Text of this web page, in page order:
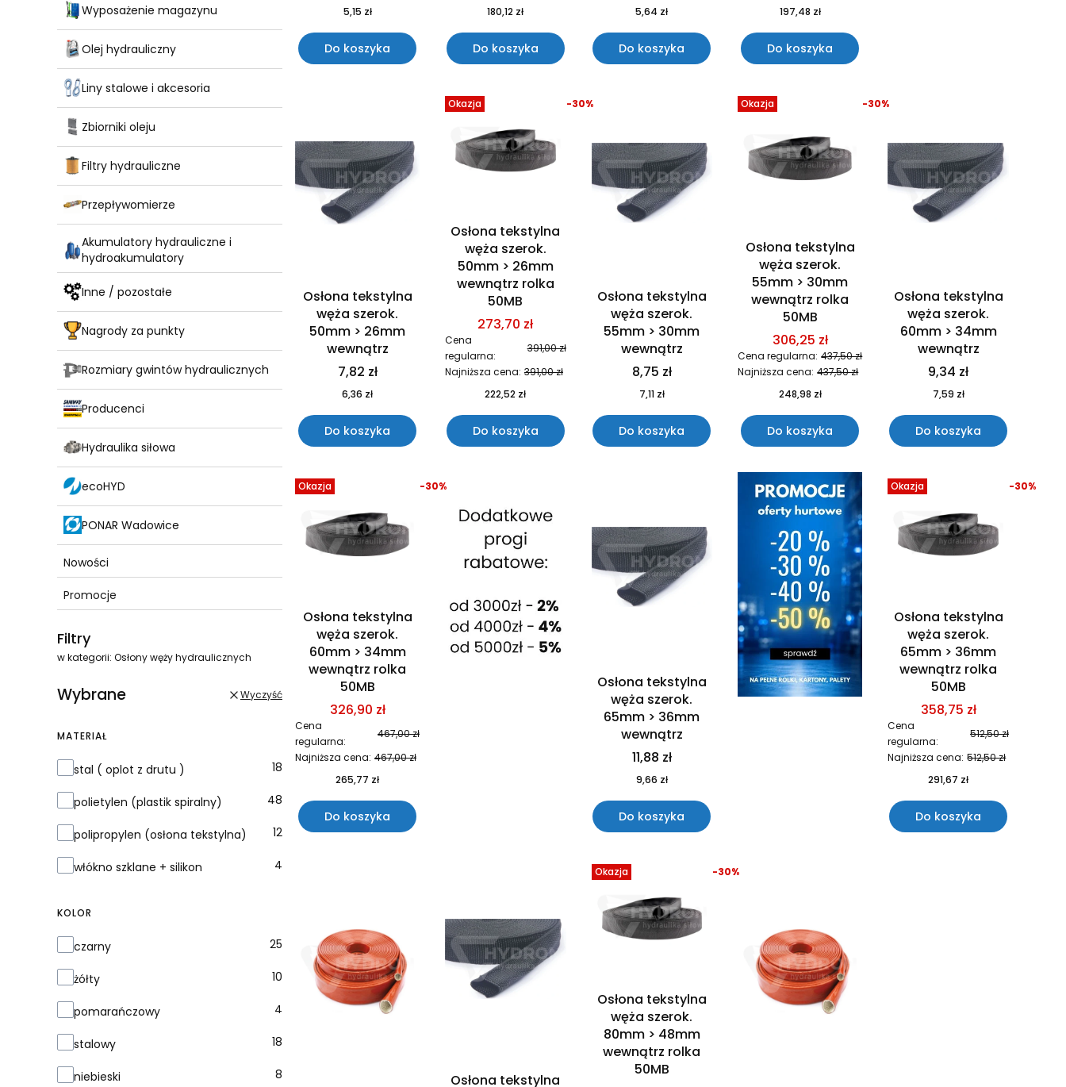
Wyposażenie magazynu
Olej hydrauliczny
Liny stalowe i akcesoria
Zbiorniki oleju
Filtry hydrauliczne
Przepływomierze
Akumulatory hydrauliczne i
hydroakumulatory
Inne / pozostałe
Nagrody za punkty
Rozmiary gwintów hydraulicznych
Producenci
Hydraulika siłowa
ecoHYD
PONAR Wadowice
Nowości
Promocje
Filtry
w kategorii: Osłony węży hydraulicznych
Wybrane Wyczyść
MATERIAŁ
Materiał
stal ( oplot z drutu ) 18
polietylen (plastik spiralny) 48
polipropylen (osłona tekstylna) 12
włókno szklane + silikon 4
KOLOR
Kolor
czarny 25
żółty 10
pomarańczowy 4
stalowy 18
niebieski 8
5,15 zł
Do koszyka
180,12 zł
Do koszyka
5,64 zł
Do koszyka
197,48 zł
Do koszyka
Osłona tekstylna
węża szerok.
50mm > 26mm
wewnątrz
7,82 zł
6,36 zł
Do koszyka
Okazja
Osłona tekstylna
węża szerok.
50mm > 26mm
wewnątrz rolka
50MB
273,70 zł
Cena
regularna:
391,00 zł
-30%
Najniższa cena: 391,00 zł
222,52 zł
Do koszyka
Osłona tekstylna
węża szerok.
55mm > 30mm
wewnątrz
8,75 zł
7,11 zł
Do koszyka
Okazja
Osłona tekstylna
węża szerok.
55mm > 30mm
wewnątrz rolka
50MB
306,25 zł
Cena regularna: 437,50 zł
-30%
Najniższa cena: 437,50 zł
248,98 zł
Do koszyka
Osłona tekstylna
węża szerok.
60mm > 34mm
wewnątrz
9,34 zł
7,59 zł
Do koszyka
Okazja
Osłona tekstylna
węża szerok.
60mm > 34mm
wewnątrz rolka
50MB
326,90 zł
Cena
regularna:
467,00 zł
-30%
Najniższa cena: 467,00 zł
265,77 zł
Do koszyka
Osłona tekstylna
węża szerok.
65mm > 36mm
wewnątrz
11,88 zł
9,66 zł
Do koszyka
Okazja
Osłona tekstylna
węża szerok.
65mm > 36mm
wewnątrz rolka
50MB
358,75 zł
Cena
regularna:
512,50 zł
-30%
Najniższa cena: 512,50 zł
291,67 zł
Do koszyka
Osłona tekstylna
Okazja
Osłona tekstylna
węża szerok.
80mm > 48mm
wewnątrz rolka
50MB
-30%